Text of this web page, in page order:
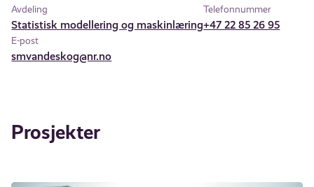
Avdeling
Statistisk modellering og maskinlæring
Telefonnummer
+47 22 85 26 95
E-post
smvandeskog@nr.no
Prosjekter